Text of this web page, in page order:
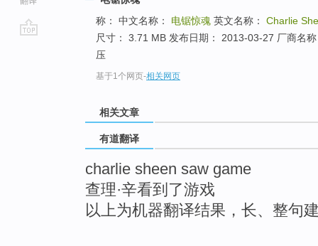
称： 中文名称： 电锯惊魂 英文名称： Charlie
尺寸： 3.71 MB 发布日期： 2013-03-27 厂商名
压
基于1个网页-相关网页
相关文章
有道翻译
charlie sheen saw game
查理·辛看到了游戏
以上为机器翻译结果，长、整句